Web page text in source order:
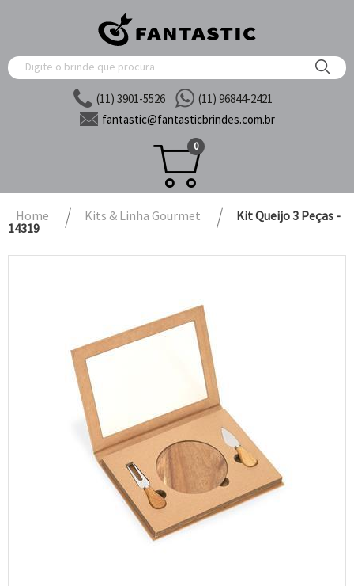
(11) 3901-5526
(11) 96844-2421
fantastic@fantasticbrindes.com.br
0
Home Kits & Linha Gourmet
Kit Queijo 3 Peças -
14319